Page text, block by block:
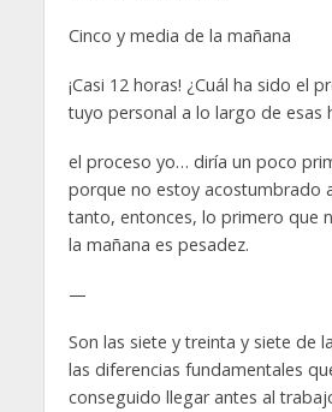
Cinco y media de la mañana
¡Casi 12 horas! ¿Cuál ha sido el
tuyo personal a lo largo de esas
el proceso yo… diría un poco
porque no estoy acostumbrado
tanto, entonces, lo primero que
la mañana es pesadez.
—
Son las siete y treinta y siete de
las diferencias fundamentales
conseguido llegar antes al